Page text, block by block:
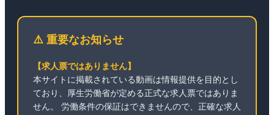
⚠️ 重要なお知らせ
【求人票ではありません】
本サイトに掲載されている動画は情報提供を目的とし
ており、厚生労働省が定める正式な求人票ではありま
せん。 労働条件の保証はできませんので、正確な求人